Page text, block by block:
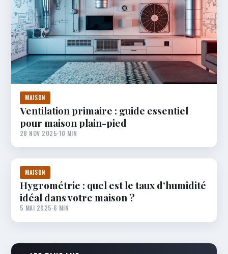
MAISON
Ventilation primaire : guide essentiel
pour maison plain-pied
28 NOV 2025·10 MIN
MAISON
Hygrométrie : quel est le taux d’humidité
idéal dans votre maison ?
5 MAI 2025·6 MIN